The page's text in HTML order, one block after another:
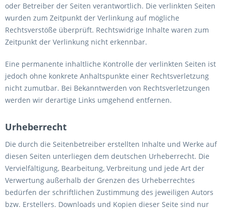
oder Betreiber der Seiten verantwortlich. Die verlinkten Seiten
wurden zum Zeitpunkt der Verlinkung auf mögliche
Rechtsverstöße überprüft. Rechtswidrige Inhalte waren zum
Zeitpunkt der Verlinkung nicht erkennbar.
Eine permanente inhaltliche Kontrolle der verlinkten Seiten ist
jedoch ohne konkrete Anhaltspunkte einer Rechtsverletzung
nicht zumutbar. Bei Bekanntwerden von Rechtsverletzungen
werden wir derartige Links umgehend entfernen.
Urheberrecht
Die durch die Seitenbetreiber erstellten Inhalte und Werke auf
diesen Seiten unterliegen dem deutschen Urheberrecht. Die
Vervielfältigung, Bearbeitung, Verbreitung und jede Art der
Verwertung außerhalb der Grenzen des Urheberrechtes
bedürfen der schriftlichen Zustimmung des jeweiligen Autors
bzw. Erstellers. Downloads und Kopien dieser Seite sind nur